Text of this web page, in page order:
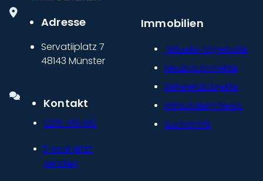
Adresse
Servatiiplatz 7
48143 Münster
Kontakt
0251 418480
E-Mail jetzt
senden
Immobilien
Aktuelle Angebote
Neubauprojekte
Referenzobjekte
Immobilien-News
Suchprofil